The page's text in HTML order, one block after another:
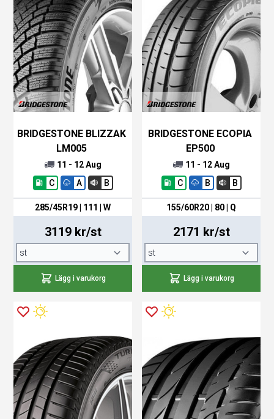
BRIDGESTONE BLIZZAK
LM005
11 - 12 Aug
C
A B
285/45R19 | 111 | W
3119 kr/st
Lägg i varukorg
BRIDGESTONE ECOPIA
EP500
11 - 12 Aug
C
B B
155/60R20 | 80 | Q
2171 kr/st
Lägg i varukorg